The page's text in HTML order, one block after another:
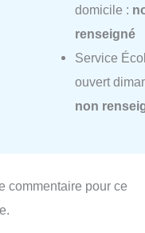
domicile :
renseigné
Service
ouvert
non
commentaire pour ce